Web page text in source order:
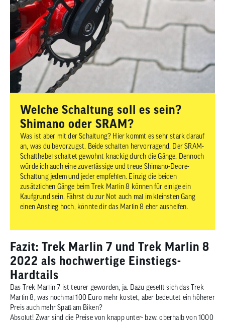
Welche Schaltung soll es sein?
Shimano oder SRAM?
Was ist aber mit der Schaltung? Hier kommt es sehr stark darauf
an, was du bevorzugst. Beide schalten hervorragend. Der SRAM-
Schalthebel schaltet gewohnt knackig durch die Gänge. Dennoch
würde ich auch eine zuverlässige und treue Shimano-Deore-
Schaltung jedem und jeder empfehlen. Einzig die beiden
zusätzlichen Gänge beim Trek Marlin 8 können für einige ein
Kaufgrund sein. Fährst du zur Not auch mal im kleinsten Gang
einen Anstieg hoch, könnte dir das Marlin 8 eher aushelfen.
Fazit: Trek Marlin 7 und Trek Marlin 8
2022 als hochwertige Einstiegs-
Hardtails
Das Trek Marlin 7 ist teurer geworden, ja. Dazu gesellt sich das Trek
Marlin 8, was nochmal 100 Euro mehr kostet, aber bedeutet ein höherer
Preis auch mehr Spaß am Biken?
Absolut! Zwar sind die Preise von knapp unter- bzw. oberhalb von 1000